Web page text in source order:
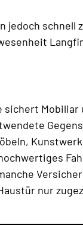
jedoch schnell
sichert Mobiliar
nur